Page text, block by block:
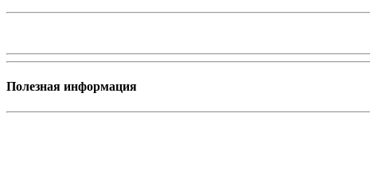
Полезная информация